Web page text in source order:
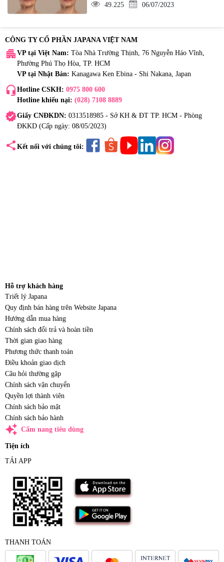
49.225
06/07/2023
CÔNG TY CỔ PHẦN JAPANA VIỆT NAM
apartment VP tại Việt Nam: Tòa Nhà Trường Thịnh, 76 Nguyễn Háo Vĩnh,
Phường Phú Thọ Hòa, TP. HCM
VP tại Nhật Bản: Kanagawa Ken Ebina - Shi Nakana, Japan
headset_mic Hotline CSKH: 0975 800 600
Hotline khiếu nại: (028) 7108 8889
verifiedGiấy CNĐKDN: 0313518985 - Sở KH & ĐT TP. HCM - Phòng
ĐKKD (Cấp ngày: 08/05/2023)
share Kết nối với chúng tôi:
Hỗ trợ khách hàng
Triết lý Japana
Quy định bán hàng trên Website Japana
Hướng dẫn mua hàng
Chính sách đổi trả và hoàn tiền
Thời gian giao hàng
Phương thức thanh toán
Điều khoản giao dịch
Câu hỏi thường gặp
Chính sách vận chuyển
Quyền lợi thành viên
Chính sách bảo mật
Chính sách bảo hành
auto_awesome Cẩm nang tiêu dùng
Tiện ích
TẢI APP
THANH TOÁN